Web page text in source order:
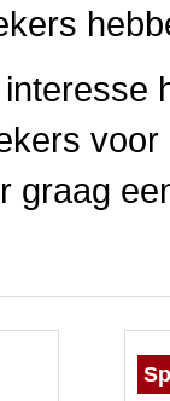
graag